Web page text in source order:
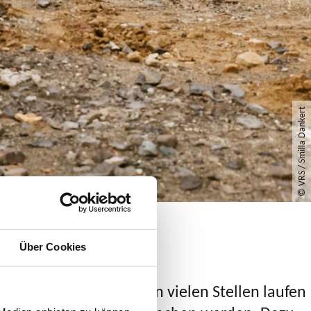
Über Cookies
© VRS / Smilla Dankert
zu verbessern.
An vielen Stellen laufen